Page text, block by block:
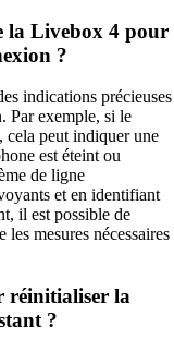
la Livebox 4 pour
?
indications précieuses
Par exemple, si le
cela peut indiquer une
est éteint ou
de ligne
et en identifiant
il est possible de
mesures nécessaires
réinitialiser la
?